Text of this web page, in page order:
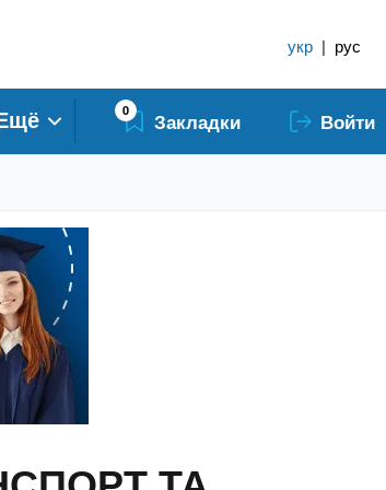
укр | рус
0 Закладки Войти